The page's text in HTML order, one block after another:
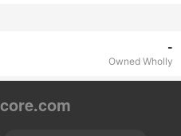
-
Owned Wholly